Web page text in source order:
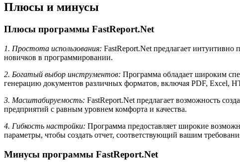
Плюсы и минусы
Плюсы программы FastReport.Net
1. Простота использования: FastReport.Net предлагает
новичков в программировании.
2. Богатый выбор инструментов: Программа обладает широким
генерацию документов различных форматов, включая PDF, Excel,
3. Масштабируемость: FastReport.Net предлагает возможность
предприятий с равным уровнем комфорта и качества.
4. Гибкость настройки: Программа предоставляет широкие
параметры, чтобы создать отчет, соответствующий вашим
Минусы программы FastReport.Net